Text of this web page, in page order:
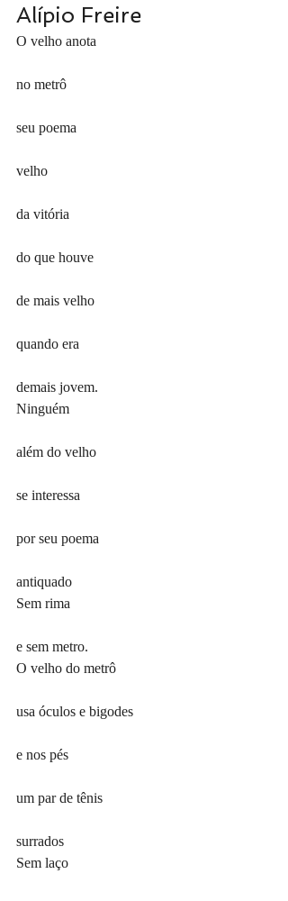
Alípio Freire
O velho anota
no metrô
seu poema
velho
da vitória
do que houve
de mais velho
quando era
demais jovem.
Ninguém
além do velho
se interessa
por seu poema
antiquado
Sem rima
e sem metro.
O velho do metrô
usa óculos e bigodes
e nos pés
um par de tênis
surrados
Sem laço